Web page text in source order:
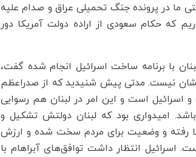
ما در پرونده جنگ تحمیلی عراق و صدام علیه
که حکام سعودی از اراده دولت آمریکا دور
با برنامه ساخت اسرائیل انجام شده گفت،
نیست. مدتی پیش شنیدید که از صدراعظم
اسرائیل است و این امر در لبنان هم رسوایی
امیدواری بود که لبنان دولتش تشکیل و
رفته و وضعیت برای مردم سخت شده و ارزش
انتظار داشت توافق‌های آبراهام با